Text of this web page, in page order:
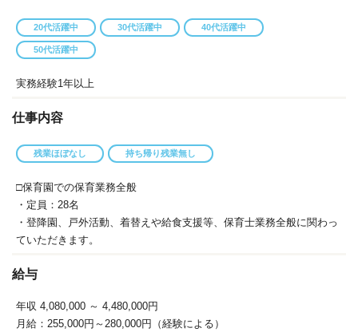
20代活躍中 30代活躍中 40代活躍中
50代活躍中
実務経験1年以上
仕事内容
残業ほぼなし 持ち帰り残業無し
□保育園での保育業務全般
・定員：28名
・登降園、戸外活動、着替えや給食支援等、保育士業務全般に関わっ
ていただきます。
給与
年収 4,080,000 ～ 4,480,000円
月給：255,000円～280,000円（経験による）